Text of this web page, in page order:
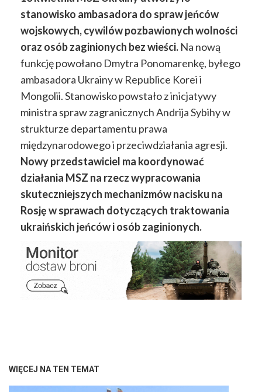
stanowisko ambasadora do spraw jeńców
wojskowych, cywilów pozbawionych wolności
oraz osób zaginionych bez wieści. Na nową
funkcję powołano Dmytra Ponomarenkę, byłego
ambasadora Ukrainy w Republice Korei i
Mongolii. Stanowisko powstało z inicjatywy
ministra spraw zagranicznych Andrija Sybihy w
strukturze departamentu prawa
międzynarodowego i przeciwdziałania agresji.
Nowy przedstawiciel ma koordynować
działania MSZ na rzecz wypracowania
skuteczniejszych mechanizmów nacisku na
Rosję w sprawach dotyczących traktowania
ukraińskich jeńców i osób zaginionych.
WIĘCEJ NA TEN TEMAT